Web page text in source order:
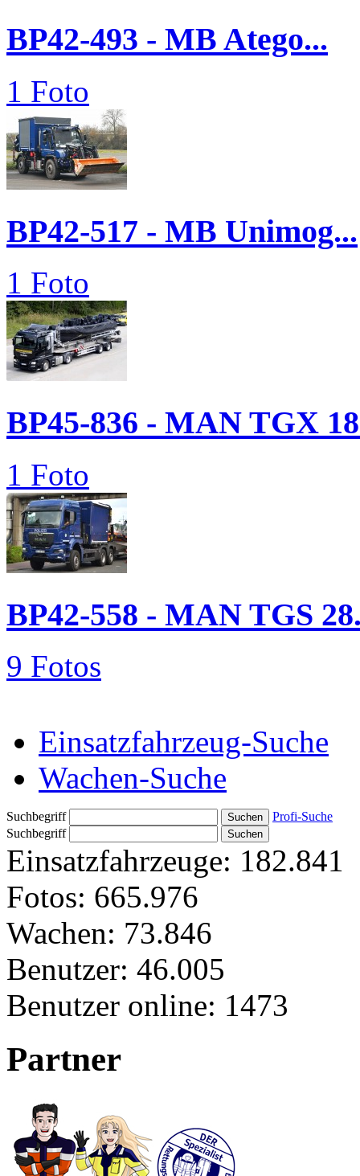
BP42-493 - MB Atego...
1 Foto
BP42-517 - MB Unimog...
1 Foto
BP45-836 - MAN TGX
1 Foto
BP42-558 - MAN TGS
9 Fotos
Einsatzfahrzeug-Suche
Wachen-Suche
Suchbegriff
Profi-Suche
Suchbegriff
Einsatzfahrzeuge: 182.841
Fotos: 665.976
Wachen: 73.846
Benutzer: 46.005
Benutzer online: 1473
Partner